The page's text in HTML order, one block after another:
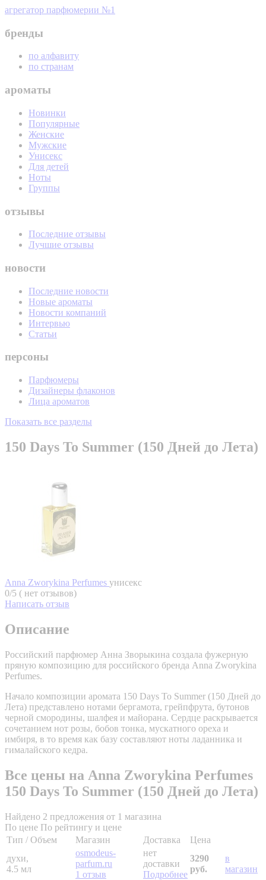
агрегатор парфюмерии №1
бренды
по алфавиту
по странам
ароматы
Новинки
Популярные
Женские
Мужские
Унисекс
Для детей
Ноты
Группы
отзывы
Последние отзывы
Лучшие отзывы
новости
Последние новости
Новые ароматы
Новости компаний
Интервью
Статьи
персоны
Парфюмеры
Дизайнеры флаконов
Лица ароматов
Показать все разделы
150 Days To Summer (150 Дней до Лета)
Anna Zworykina Perfumes унисекс
0/5 ( нет отзывов)
Написать отзыв
Описание
Российский парфюмер Анна Зворыкина создала фужерную
пряную композицию для российского бренда Anna Zworykina
Perfumes.
Начало композиции аромата 150 Days To Summer (150 Дней до
Лета) представлено нотами бергамота, грейпфрута, бутонов
черной смородины, шалфея и майорана. Сердце раскрывается
сочетанием нот розы, бобов тонка, мускатного ореха и
имбиря, в то время как базу составляют ноты ладанника и
гималайского кедра.
Все цены на Anna Zworykina Perfumes
150 Days To Summer (150 Дней до Лета)
Найдено 2 предложения от 1 магазина
По цене По рейтингу и цене
Тип / Объем
Магазин Доставка
Цена
духи,
4.5 мл
osmodeus-
parfum.ru
1 отзыв
нет
доставки
Подробнее
3290
руб.
в
магазин